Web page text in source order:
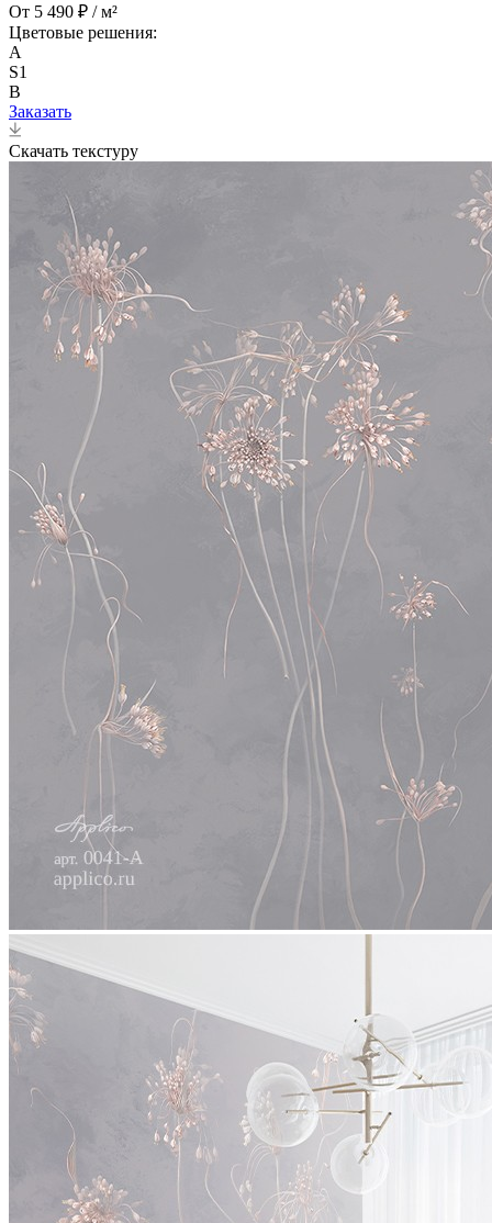
От 5 490 ₽ / м²
Цветовые решения:
A
S1
B
Заказать
Скачать текстуру